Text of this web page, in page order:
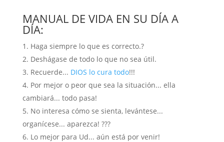
MANUAL DE VIDA EN SU DÍA A
DÍA:
Haga siempre lo que es correcto.?
Deshágase de todo lo que no sea útil.
Recuerde... DIOS lo cura todo!!!
Por mejor o peor que sea la situación... ella
cambiará... todo pasa!
No interesa cómo se sienta, levántese...
organícese... aparezca! ???
Lo mejor para Ud... aún está por venir!